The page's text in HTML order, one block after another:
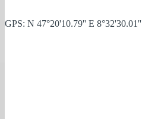
GPS: N 47°20'10.79'' E 8°32'30.01''